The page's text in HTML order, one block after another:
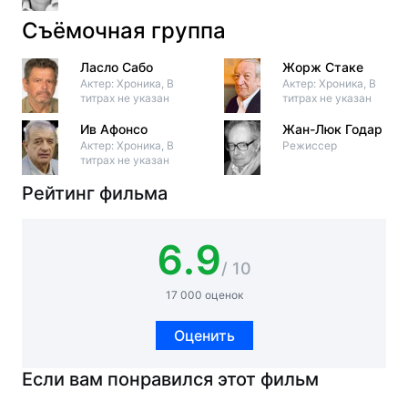
Съёмочная группа
Ласло Сабо
Актер: Хроника, В
титрах не указан
Ив Афонсо
Актер: Хроника, В
титрах не указан
Жорж Стаке
Актер: Хроника, В
титрах не указан
Жан-Люк Годар
Режиссер
Рейтинг фильма
6.9/ 10
17 000 оценок
Оценить
Если вам понравился этот фильм